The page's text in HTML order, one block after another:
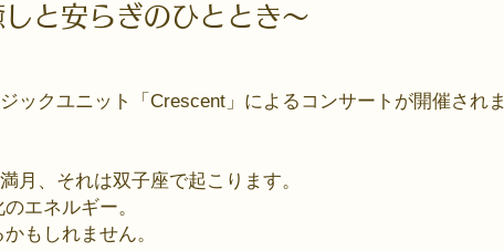
と安らぎのひととき～
ックユニット「Crescent」によるコンサートが開催されま
月、それは双子座で起こります。
エネルギー。
もしれません。